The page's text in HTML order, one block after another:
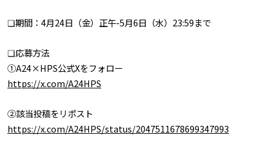
i
❏期間：4月24日（金）正午-5月6日（水）23:59まで
❏応募方法
①A24×HPS公式Xをフォロー
https://x.com/A24HPS
②該当投稿をリポスト
https://x.com/A24HPS/status/2047511678699347993